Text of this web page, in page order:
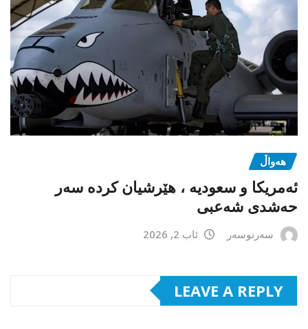
هەواڵ
ئەمریکا و سعودیە ، هێرشیان کردە سەر
حەشدی شەعبی
سەرنوسەر ئاب 2, 2026
LEAVE A REPLY